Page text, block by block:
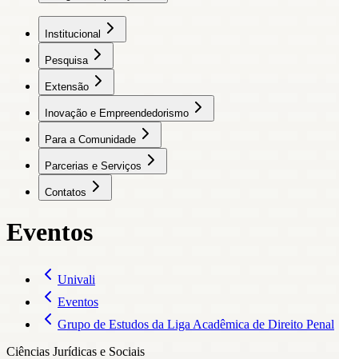
Institucional
Pesquisa
Extensão
Inovação e Empreendedorismo
Para a Comunidade
Parcerias e Serviços
Contatos
Eventos
Univali
Eventos
Grupo de Estudos da Liga Acadêmica de Direito Penal
Ciências Jurídicas e Sociais